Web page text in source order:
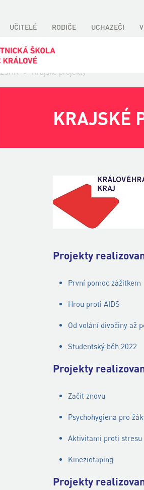
UČITELÉ RODIČE UCHAZEČI
ZSHK
> Krajské projekty
KRAJSKÉ
Projekty
První pomoc zážitkem
Hrou proti AIDS
Od volání divočiny až
Studentský běh 2022
Projekty
Začít znovu
Psychohygiena pro
Aktivitami proti stresu
Kineziotaping
Projekty